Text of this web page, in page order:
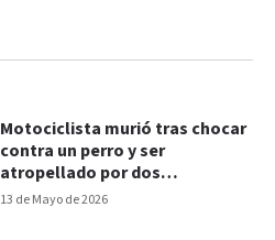
13 de Mayo de 2026
Motociclista murió tras chocar
contra un perro y ser
atropellado por dos
camionetas